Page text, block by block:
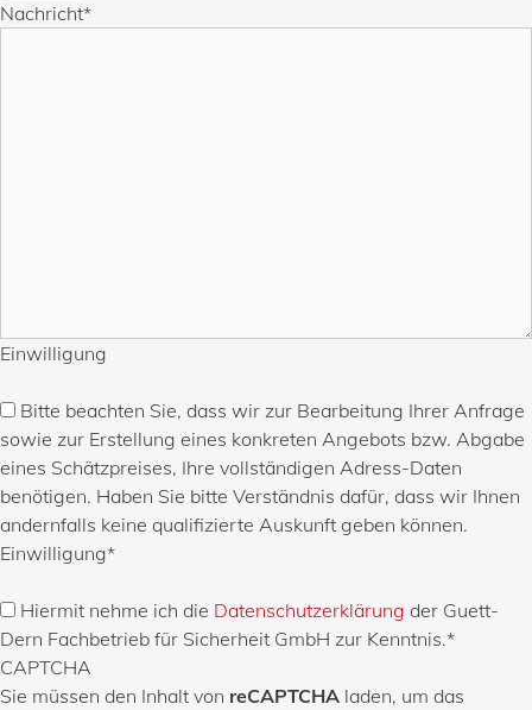
Nachricht*
Einwilligung
Bitte beachten Sie, dass wir zur Bearbeitung Ihrer Anfrage
sowie zur Erstellung eines konkreten Angebots bzw. Abgabe
eines Schätzpreises, Ihre vollständigen Adress-Daten
benötigen. Haben Sie bitte Verständnis dafür, dass wir Ihnen
andernfalls keine qualifizierte Auskunft geben können.
Einwilligung*
Hiermit nehme ich die Datenschutzerklärung der Guett-
Dern Fachbetrieb für Sicherheit GmbH zur Kenntnis.*
CAPTCHA
Sie müssen den Inhalt von reCAPTCHA laden, um das